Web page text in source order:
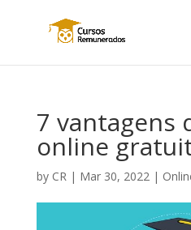
7 vantagens
online
by CR| Mar 30, 2022|